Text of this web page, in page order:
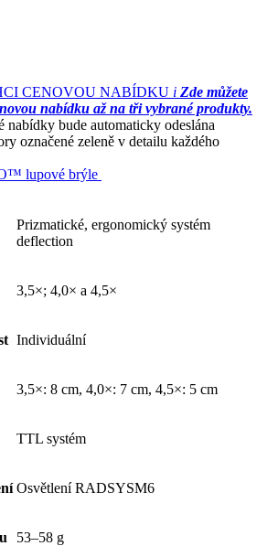
CENOVOU NABÍDKU i Zde můžete
nabídku až na tři vybrané produkty.
nabídky bude automaticky odeslána
označené zeleně v detailu každého
lupové brýle
Prizmatické, ergonomický systém
deflection
3,5×; 4,0× a 4,5×
Individuální
3,5×: 8 cm, 4,0×: 7 cm, 4,5×: 5 cm
TTL systém
Osvětlení RADSYSM6
53–58 g